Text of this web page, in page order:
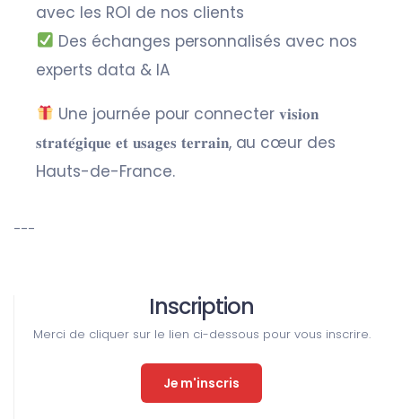
avec les ROI de nos clients
Des échanges personnalisés avec nos
experts data & IA
Une journée pour connecter 𝐯𝐢𝐬𝐢𝐨𝐧
𝐬𝐭𝐫𝐚𝐭𝐞́𝐠𝐢𝐪𝐮𝐞 𝐞𝐭 𝐮𝐬𝐚𝐠𝐞𝐬 𝐭𝐞𝐫𝐫𝐚𝐢𝐧, au cœur des
Hauts-de-France.
---
Inscription
Merci de cliquer sur le lien ci-dessous pour vous inscrire.